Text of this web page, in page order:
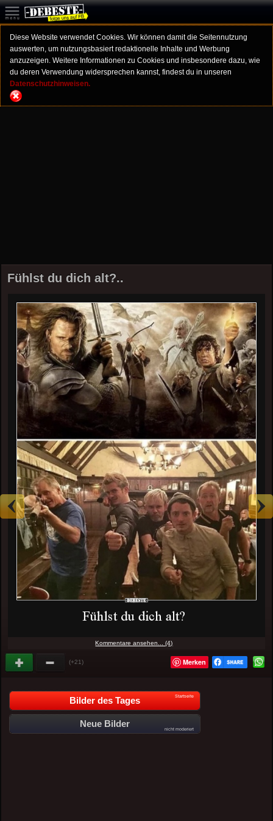
Diese Website verwendet Cookies. Wir können damit die Seitennutzung
auswerten, um nutzungsbasiert redaktionelle Inhalte und Werbung
anzuzeigen. Weitere Informationen zu Cookies und insbesondere dazu, wie
du deren Verwendung widersprechen kannst, findest du in unseren
Datenschutzhinweisen.
Fühlst du dich alt?..
Kommentare ansehen... (4)
(+21) Merken
Bilder des Tages Startseite
Neue Bilder
nicht moderiert